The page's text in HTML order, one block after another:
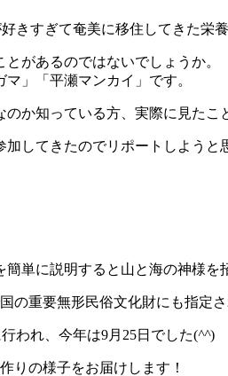
きすぎて奄美に移住してきた栄養
があるのではないでしょうか。
」「平瀬マンカイ」です。
か知っている方、実際に見たこ
してきたのでリポートしようと
簡単に説明すると山と海の神様を
の重要無形民俗文化財にも指定さ
われ、今年は9月25日でした(^^)
りの様子をお届けします！